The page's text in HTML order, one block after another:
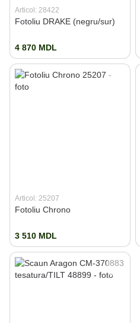
Articol: 28422
Fotoliu DRAKE (negru/sur)
4 870 MDL
Articol: 25207
Fotoliu Chrono
3 510 MDL